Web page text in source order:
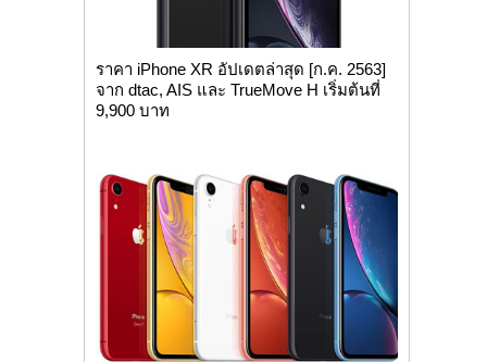
ราคา iPhone XR อัปเดตล่าสุด [ก.ค. 2563]
จาก dtac, AIS และ TrueMove H เริ่มต้นที่
9,900 บาท